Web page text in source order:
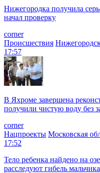
Нижегородка получила
начал проверку
corner
Происшествия
17:57
В Яхроме завершена
получили чистую воду без
corner
Нацпроекты Московская
17:52
Тело ребенка найдено на
расследуют гибель мальчика